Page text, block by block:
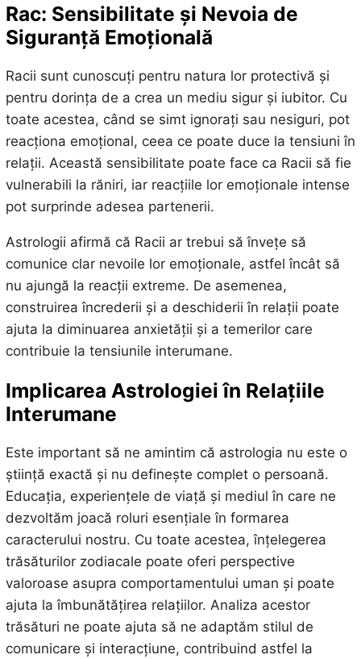
Rac: Sensibilitate și Nevoia de
Siguranță Emoțională
Racii sunt cunoscuți pentru natura lor protectivă și
pentru dorința de a crea un mediu sigur și iubitor. Cu
toate acestea, când se simt ignorați sau nesiguri, pot
reacționa emoțional, ceea ce poate duce la tensiuni în
relații. Această sensibilitate poate face ca Racii să fie
vulnerabili la răniri, iar reacțiile lor emoționale intense
pot surprinde adesea partenerii.
Astrologii afirmă că Racii ar trebui să învețe să
comunice clar nevoile lor emoționale, astfel încât să
nu ajungă la reacții extreme. De asemenea,
construirea încrederii și a deschiderii în relații poate
ajuta la diminuarea anxietății și a temerilor care
contribuie la tensiunile interumane.
Implicarea Astrologiei în Relațiile
Interumane
Este important să ne amintim că astrologia nu este o
știință exactă și nu definește complet o persoană.
Educația, experiențele de viață și mediul în care ne
dezvoltăm joacă roluri esențiale în formarea
caracterului nostru. Cu toate acestea, înțelegerea
trăsăturilor zodiacale poate oferi perspective
valoroase asupra comportamentului uman și poate
ajuta la îmbunătățirea relațiilor. Analiza acestor
trăsături ne poate ajuta să ne adaptăm stilul de
comunicare și interacțiune, contribuind astfel la